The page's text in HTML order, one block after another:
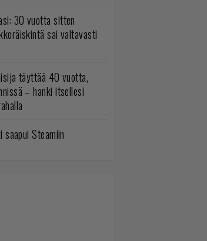
30 vuotta sitten
sai valtavasti
täyttää 40 vuotta,
– hanki itsellesi
Steamiin